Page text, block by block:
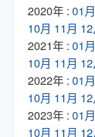
2020年 : 01月
10月 11月
2021年 : 01月
10月 11月
2022年 : 01月
10月 11月
2023年 : 01月
10月 11月